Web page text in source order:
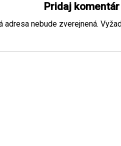
Pridaj komentár
adresa nebude zverejnená.